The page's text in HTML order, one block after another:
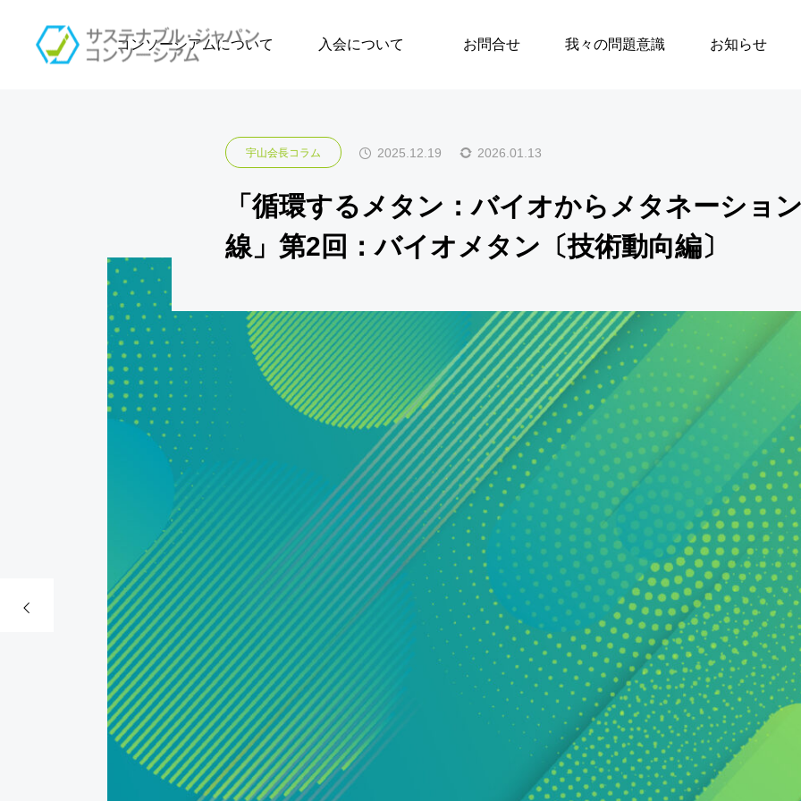
コンソーシアムについて 入会について お問合せ 我々の問題意識 お知らせ
会員コーナー 宇山会長コラム 「循環するメタン：バイオからメタネーションまでの最前線」第
宇山会長コラム 2025.12.19 2026.01.13
「循環するメタン：バイオからメタネーショ
線」第2回：バイオメタン〔技術動向編〕